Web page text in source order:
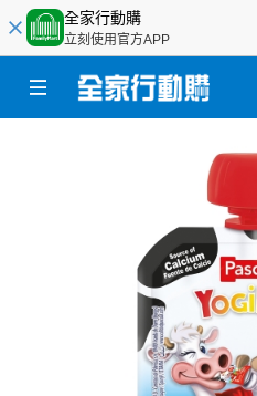
全家行動購
立刻使用官方APP